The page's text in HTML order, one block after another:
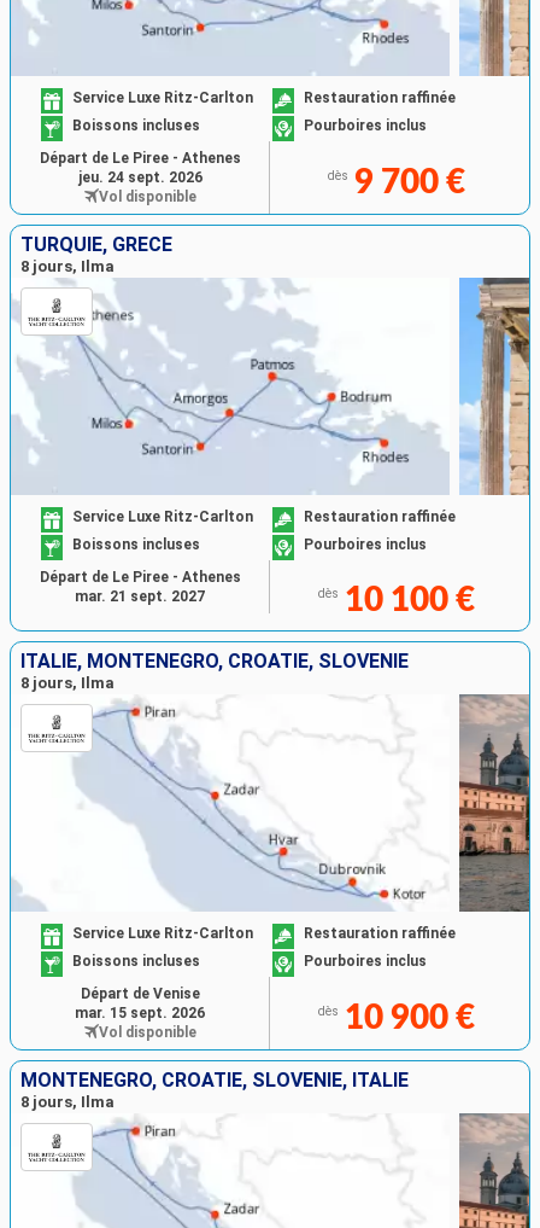
Service Luxe Ritz-Carlton
Restauration raffinée
Boissons incluses
Pourboires inclus
dès 9 700 €
Départ de Le Piree - Athenes
jeu. 24 sept. 2026
Vol disponible
TURQUIE, GRÈCE
8 jours, Ilma
Service Luxe Ritz-Carlton
Restauration raffinée
Boissons incluses
Pourboires inclus
dès 10 100 €
Départ de Le Piree - Athenes
mar. 21 sept. 2027
ITALIE, MONTÉNÉGRO, CROATIE, SLOVÉNIE
8 jours, Ilma
Service Luxe Ritz-Carlton
Restauration raffinée
Boissons incluses
Pourboires inclus
dès 10 900 €
Départ de Venise
mar. 15 sept. 2026
Vol disponible
MONTÉNÉGRO, CROATIE, SLOVÉNIE, ITALIE
8 jours, Ilma